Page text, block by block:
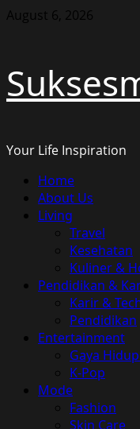
Skip
August 6, 2026
Your Life Inspiration
Primary
Menu
Home
About Us
Living
Travel
Kesehatan
Kuliner &
Pendidikan &
Karir &
Pendidikan
Entertainment
Gaya
K-Pop
Mode
Fashion
Skin Care